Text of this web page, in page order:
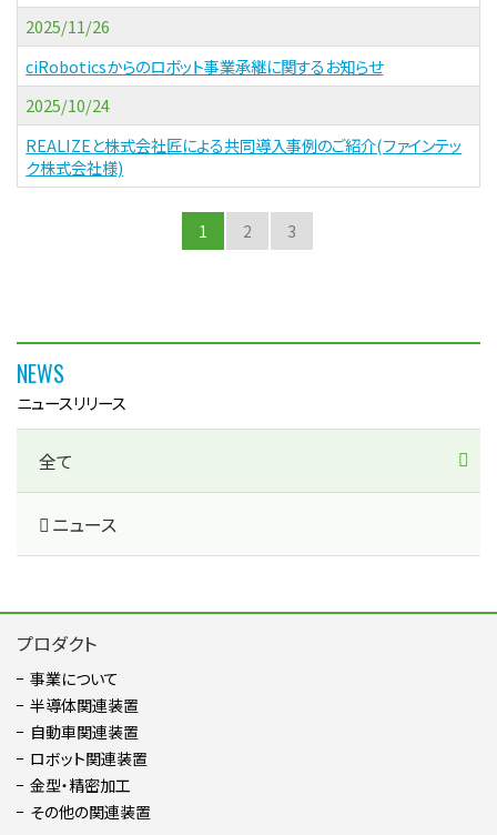
2025/11/26
ciRoboticsからのロボット事業承継に関するお知らせ
2025/10/24
REALIZEと株式会社匠による共同導入事例のご紹介(ファインテッ
ク株式会社様)
1 2 3
NEWS
ニュースリリース
全て
ニュース
プロダクト
事業について
半導体関連装置
自動車関連装置
ロボット関連装置
金型・精密加⼯
その他の関連装置